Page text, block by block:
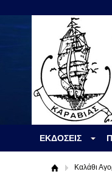
ΕΚΔΟΣΕΙΣ
Καλάθι